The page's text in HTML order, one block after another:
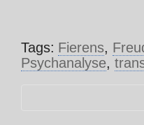
Tags: Fierens,
Psychanalyse,